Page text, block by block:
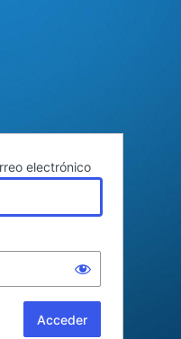
electrónico